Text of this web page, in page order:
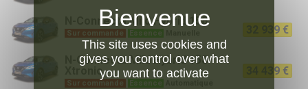
N-Connecta Mild Hybrid 158
Sur commande Essence 32 939 €
N-Connecta Mild Hybrid 158
Xtronic
Sur commande Essence
34 439 €
This site uses cookies and
gives you control over what
you want to activate